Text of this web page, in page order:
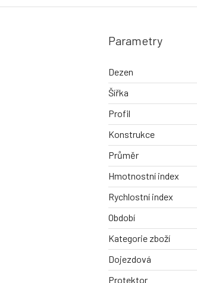
Parametry
Dezen
Šířka
Profil
Konstrukce
Průměr
Hmotnostní index
Rychlostní index
Období
Kategorie zboží
Dojezdová
Protektor